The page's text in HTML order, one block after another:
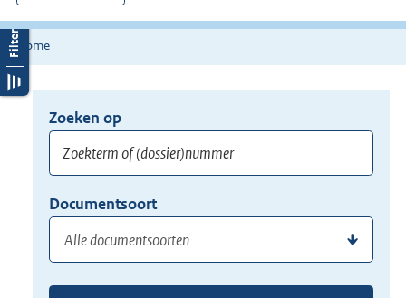
hier:
Home
Opnieuw
zoeken:
Zoeken op
of
(dossier)nummer
hier
uw
zoekterm
of
Documentsoort